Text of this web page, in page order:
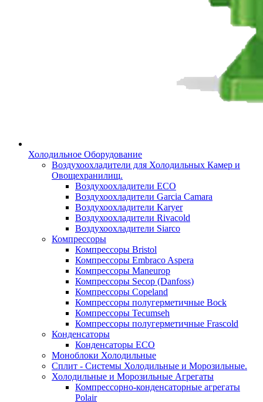
Холодильное Оборудование
Воздухоохладители для Холодильных Камер и
Овощехранилищ.
Воздухоохладители ECO
Воздухоохладители Garcia Camara
Воздухоохладители Karyer
Воздухоохладители Rivacold
Воздухоохладители Siarco
Компрессоры
Компрессоры Bristol
Компрессоры Embraco Aspera
Компрессоры Maneurop
Компрессоры Secop (Danfoss)
Компрессоры Copeland
Компрессоры полугерметичные Bock
Компрессоры Tecumseh
Компрессоры полугерметичные Frascold
Конденсаторы
Конденсаторы ECO
Моноблоки Холодильные
Сплит - Системы Холодильные и Морозильные.
Холодильные и Морозильные Агрегаты
Компрессорно-конденсаторные агрегаты
Polair